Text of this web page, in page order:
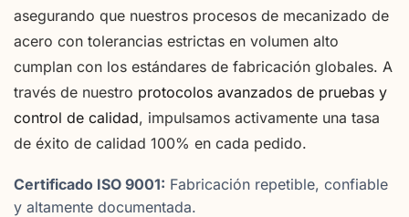
asegurando que nuestros procesos de mecanizado de
acero con tolerancias estrictas en volumen alto
cumplan con los estándares de fabricación globales. A
través de nuestro protocolos avanzados de pruebas y
control de calidad, impulsamos activamente una tasa
de éxito de calidad 100% en cada pedido.
Certificado ISO 9001: Fabricación repetible, confiable
y altamente documentada.